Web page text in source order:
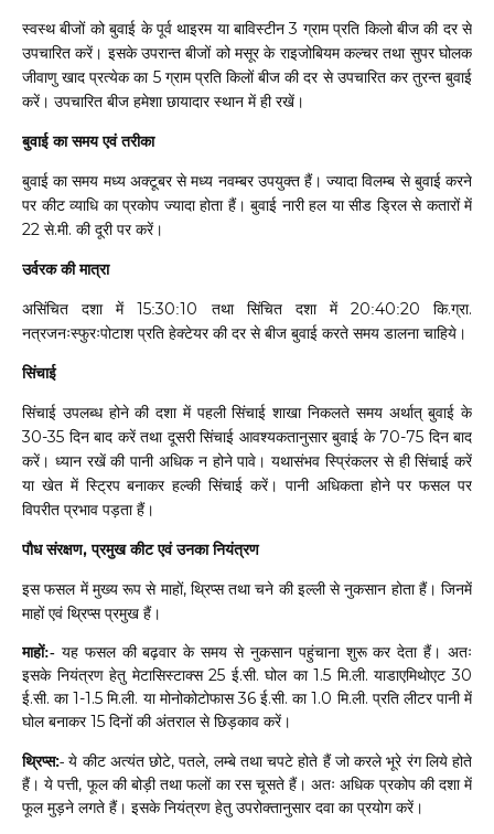
स्वस्थ बीजों को बुवाई के पूर्व थाइरम या बाविस्टीन 3 ग्राम प्रति किलो बीज की दर से
उपचारित करें। इसके उपरान्त बीजों को मसूर के राइजोबियम कल्चर तथा सुपर घोलक
जीवाणु खाद प्रत्येक का5 ग्राम प्रति किलों बीज की दर से उपचारित कर तुरन्त बुवाई
करें। उपचारित बीज हमेशा छायादार स्थान में ही रखें।
बुवाई का समय एवं तरीका
बुवाई का समय मध्य अक्टूबर से मध्य नवम्बर उपयुक्त हैं। ज्यादा विलम्ब से बुवाई करने
पर कीट व्याधि का प्रकोप ज्यादा होता हैं। बुवाई नारी हल या सीड ड्रिल से कतारों में
22 से.मी. की दूरी पर करें।
उर्वरक की मात्रा
असिंचित
दशा में15:30:10 तथा सिंचित दशा में20:40:20कि.ग्रा.
नत्रजनःस्फुरःपोटाश प्रति हेक्टेयर की दर से बीज बुवाई करते समय डालना चाहिये।
सिंचाई
सिंचाई उपलब्ध होने की दशा में पहली सिंचाई शाखा निकलते समय अर्थात् बुवाई के
30-35 दिन बाद करें तथा दूसरी सिंचाई आवश्यकतानुसार बुवाई के70-75 दिन बाद
करें। ध्यान रखें की पानी अधिक न होने पावे। यथासंभव स्प्रिंकलर से ही सिंचाई करें
या खेत में स्ट्रिप बनाकर हल्की सिंचाई करें। पानी अधिकता होने पर फसल पर
विपरीत प्रभाव पड़ता हैं।
पौध संरक्षण,प्रमुख कीट एवं उनका नियंत्रण
इस फसल में मुख्य रूप से माहों, थ्रिप्स तथा चने की इल्ली से नुकसान होता हैं। जिनमें
माहों एवं थ्रिप्स प्रमुख हैं।
माहों:- यह फसल की बढ़वार के समय से नुकसान पहुंचानाशुरू कर देता हैं। अतः
इसके नियंत्रण हेतु मेटासिस्टाक्स25 ई.सी.घोल का1.5 मि.ली.याडाएमिथोएट 30
ई.सी.का1-1.5मि.ली. या मोनोकोटोफास36ई.सी.का1.0 मि.ली. प्रति लीटर पानी में
घोल बनाकर15 दिनों की अंतराल से छिड़काव करें।
थ्रिप्स:-ये कीट अत्यंत छोटे,पतले, लम्बे तथा चपटे होते हैं जो करले भूरे रंग लिये होते
हैं। ये पत्ती, फूल की बोड़ी तथा फलों का रस चूसते हैं। अतः अधिक प्रकोप की दशा में
फूल मुड़ने लगते हैं। इसके नियंत्रण हेतु उपरोक्तानुसार दवा का प्रयोग करें।